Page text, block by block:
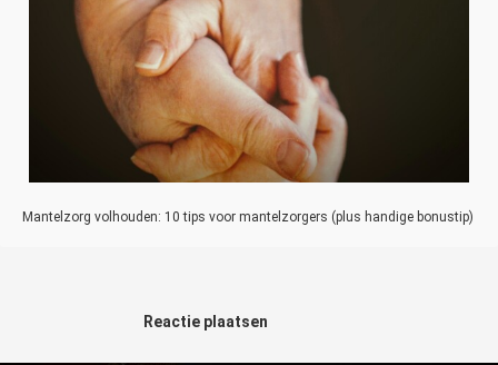
Mantelzorg volhouden: 10 tips voor mantelzorgers (plus handige bonustip)
Reactie plaatsen